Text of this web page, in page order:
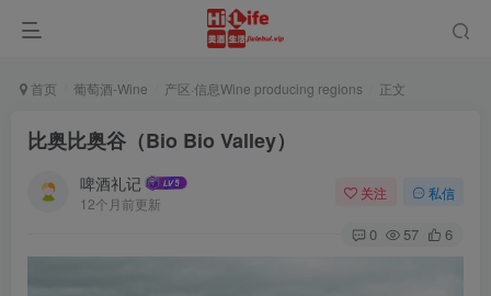
首页 葡萄酒-Wine 产区·信息Wine producing regions 正文
比奥比奥谷（Bio Bio Valley）
啤酒礼记
12个月前更新
关注 私信
0 57 6